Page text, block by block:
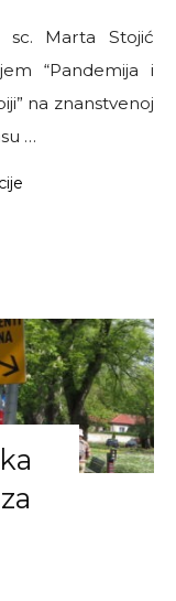
sc. Marta Stojić
“Pandemija i
na znanstvenoj
…